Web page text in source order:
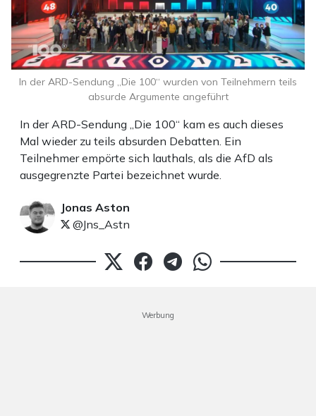
In der ARD-Sendung „Die 100“ kam es auch dieses
Mal wieder zu teils absurden Debatten. Ein
Teilnehmer empörte sich lauthals, als die AfD als
ausgegrenzte Partei bezeichnet wurde.
Jonas Aston
@Jns_Astn
In der ARD-Sendung „Die 100“ wurden von Teilnehmern teils
absurde Argumente angeführt
Werbung